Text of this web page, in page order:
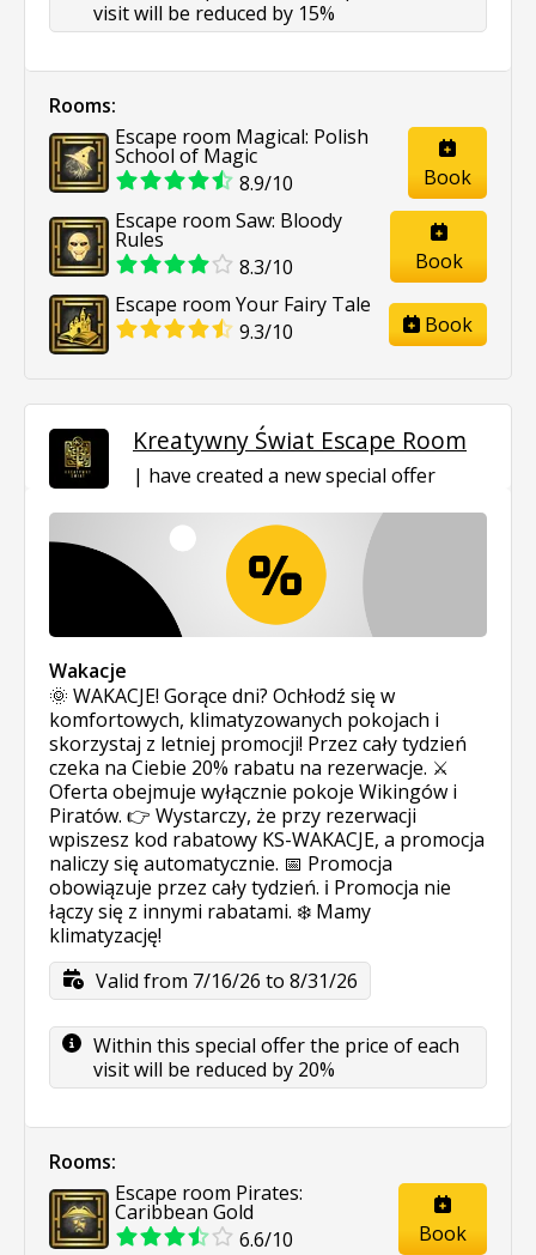
visit will be reduced by 15%
Rooms:
Escape room Magical: Polish
School of Magic
8.9/10
Book
Escape room Saw: Bloody
Rules
8.3/10
Book
Escape room Your Fairy Tale
9.3/10
Book
Kreatywny Świat Escape Room
have created a new special offer
Wakacje
🌞 WAKACJE! Gorące dni? Ochłodź się w
komfortowych, klimatyzowanych pokojach i
skorzystaj z letniej promocji! Przez cały tydzień
czeka na Ciebie 20% rabatu na rezerwacje. ⚔️
Oferta obejmuje wyłącznie pokoje Wikingów i
Piratów. 👉 Wystarczy, że przy rezerwacji
wpiszesz kod rabatowy KS-WAKACJE, a promocja
naliczy się automatycznie. 📅 Promocja
obowiązuje przez cały tydzień. ℹ️ Promocja nie
łączy się z innymi rabatami. ❄️ Mamy
klimatyzację!
Valid from 7/16/26 to 8/31/26
Within this special offer the price of each
visit will be reduced by 20%
Rooms:
Escape room Pirates:
Caribbean Gold
6.6/10
Book